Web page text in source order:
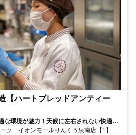
【ハートブレッドアンティー
な環境が魅力！天候に左右されない快適な
ク イオンモールりんくう泉南店【1】